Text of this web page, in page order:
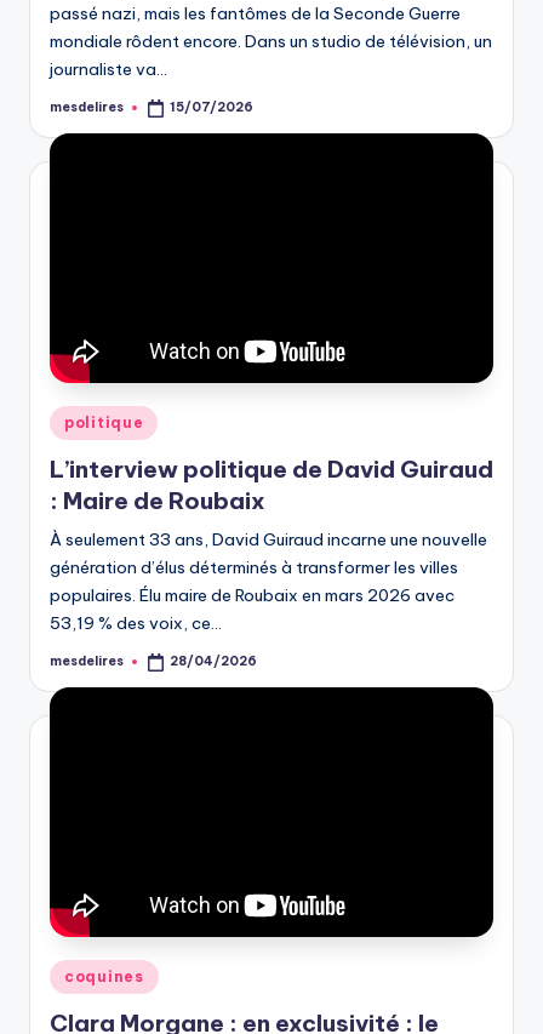
passé nazi, mais les fantômes de la Seconde Guerre
mondiale rôdent encore. Dans un studio de télévision, un
journaliste va…
Posted
mesdelires 15/07/2026
Posted
in
politique
L’interview politique de David Guiraud
: Maire de Roubaix
À seulement 33 ans, David Guiraud incarne une nouvelle
génération d’élus déterminés à transformer les villes
populaires. Élu maire de Roubaix en mars 2026 avec
53,19 % des voix, ce…
Posted
mesdelires 28/04/2026
Posted
in
coquines
Clara Morgane : en exclusivité : le